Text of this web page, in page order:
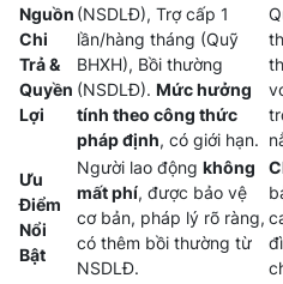
Nguồn
Chi
Trả &
Quyền
Lợi
(NSDLĐ), Trợ cấp 1
lần/hàng tháng (Quỹ
BHXH), Bồi thường
(NSDLĐ). Mức hưởng
tính theo công thức
pháp định, có giới hạn.
Ưu
Điểm
Nổi
Bật
Người lao động không
mất phí, được bảo vệ
cơ bản, pháp lý rõ ràng,
có thêm bồi thường từ
NSDLĐ.